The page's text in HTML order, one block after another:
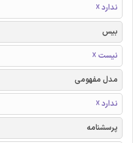
ندارد ☓
بیس
نیست ☓
مدل مفهومی
ندارد ☓
پرسشنامه